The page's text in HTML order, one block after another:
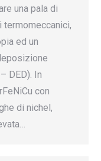
una pala di
termomeccanici,
ed un
DED). In
con
di nichel,